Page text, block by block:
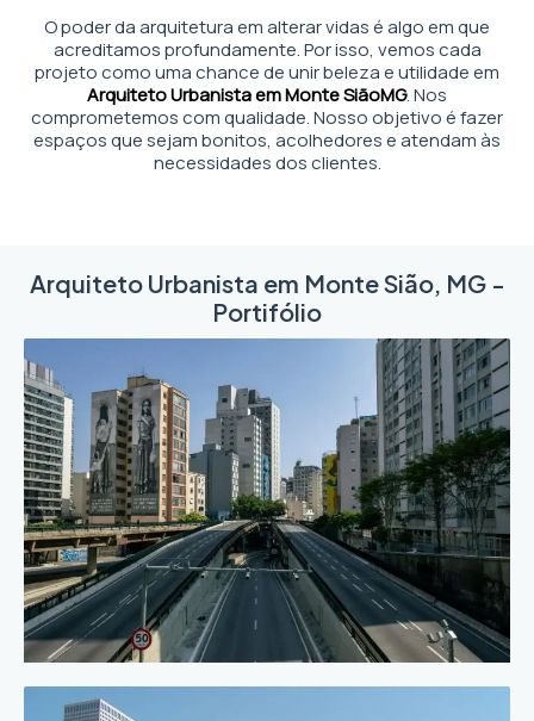
O poder da arquitetura em alterar vidas é algo em que
acreditamos profundamente. Por isso, vemos cada
projeto como uma chance de unir beleza e utilidade em
Arquiteto Urbanista em Monte SiãoMG. Nos
comprometemos com qualidade. Nosso objetivo é fazer
espaços que sejam bonitos, acolhedores e atendam às
necessidades dos clientes.
Arquiteto Urbanista em Monte Sião, MG -
Portifólio